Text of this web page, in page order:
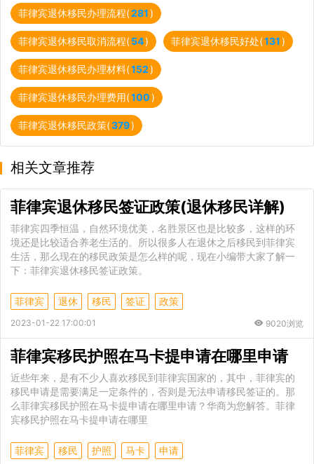
菲律宾退休移民办理流程(281)
菲律宾退休移民取消流程(54) 菲律宾退休移民好处(131)
菲律宾退休移民办理材料(152)
菲律宾退休移民办理费用(100)
菲律宾退休移民政策(379)
相关文章推荐
菲律宾退休移民签证政策(退休移民详解)
菲律宾四季恒温，自然环境优美，名胜景区也是比较多，这样的环
境还是比较适合养老生活的。所以很多人在退休之后移民到菲律宾
生活，那么现在的移民政策是怎么样的呢，现在小编带大家了解一
下：菲律宾退休移民签证政策。
菲律宾 退休 移民 签证 政策
2023-01-22 17:00:01 9020浏览
菲律宾移民护照在马卡提申请在哪里申请
近些年来，是有不少人喜欢移民到菲律宾国家的，其中，菲律宾的
移民申请是需要满足一定条件的，否则是无法申请移民签证的。那
么菲律宾移民护照在马卡提申请在哪里申请？华商为您解答。菲律
宾移民护照在马卡提申请在哪里
菲律宾 移民 护照 马卡 申请